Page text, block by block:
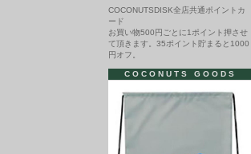
COCONUTSDISK全店共通ポイントカ
ード
お買い物500円ごとに1ポイント押させ
て頂きます。35ポイント貯まると1000
円オフ。
COCONUTS GOODS